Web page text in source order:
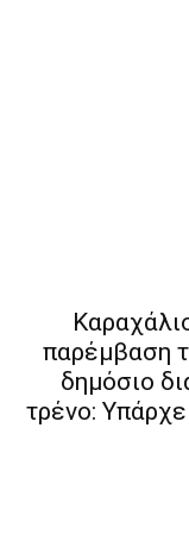
παρέμβαση
δημόσιο
τρένο: